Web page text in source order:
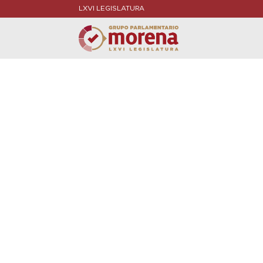
LXVI LEGISLATURA